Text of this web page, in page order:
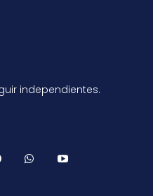
independientes.